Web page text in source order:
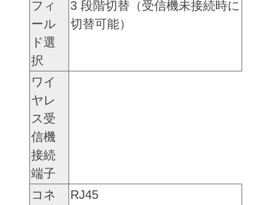
フィ
ール
ド選
択
3 段階切替（受信機未接続時に
切替可能）
ワイ
ヤレ
ス受
信機
接続
端子
コネ
RJ45